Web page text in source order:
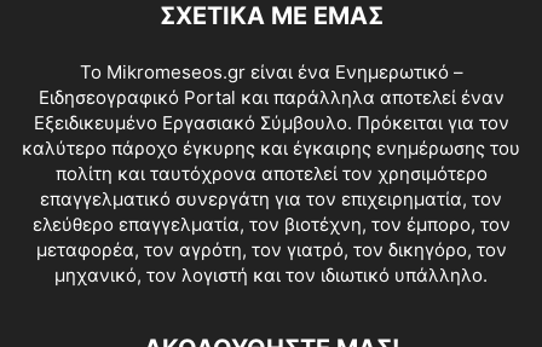
ΣΧΕΤΙΚΑ ΜΕ ΕΜΑΣ
Το Mikromeseos.gr είναι ένα Ενημερωτικό –
Ειδησεογραφικό Portal και παράλληλα αποτελεί έναν
Εξειδικευμένο Εργασιακό Σύμβουλο. Πρόκειται για τον
καλύτερο πάροχο έγκυρης και έγκαιρης ενημέρωσης του
πολίτη και ταυτόχρονα αποτελεί τον χρησιμότερο
επαγγελματικό συνεργάτη για τον επιχειρηματία, τον
ελεύθερο επαγγελματία, τον βιοτέχνη, τον έμπορο, τον
μεταφορέα, τον αγρότη, τον γιατρό, τον δικηγόρο, τον
μηχανικό, τον λογιστή και τον ιδιωτικό υπάλληλο.